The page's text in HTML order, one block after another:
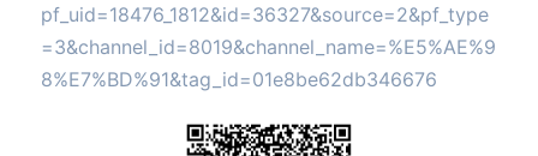
pf_uid=18476_1812&id=36327&source=2&pf_type
=3&channel_id=8019&channel_name=%E5%AE%9
8%E7%BD%91&tag_id=01e8be62db346676